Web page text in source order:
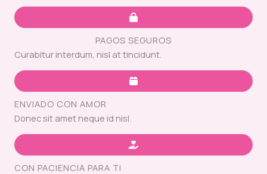
PAGOS SEGUROS
Curabitur interdum, nisl at tincidunt.
ENVIADO CON AMOR
Donec sit amet neque id nisl.
CON PACIENCIA PARA TI